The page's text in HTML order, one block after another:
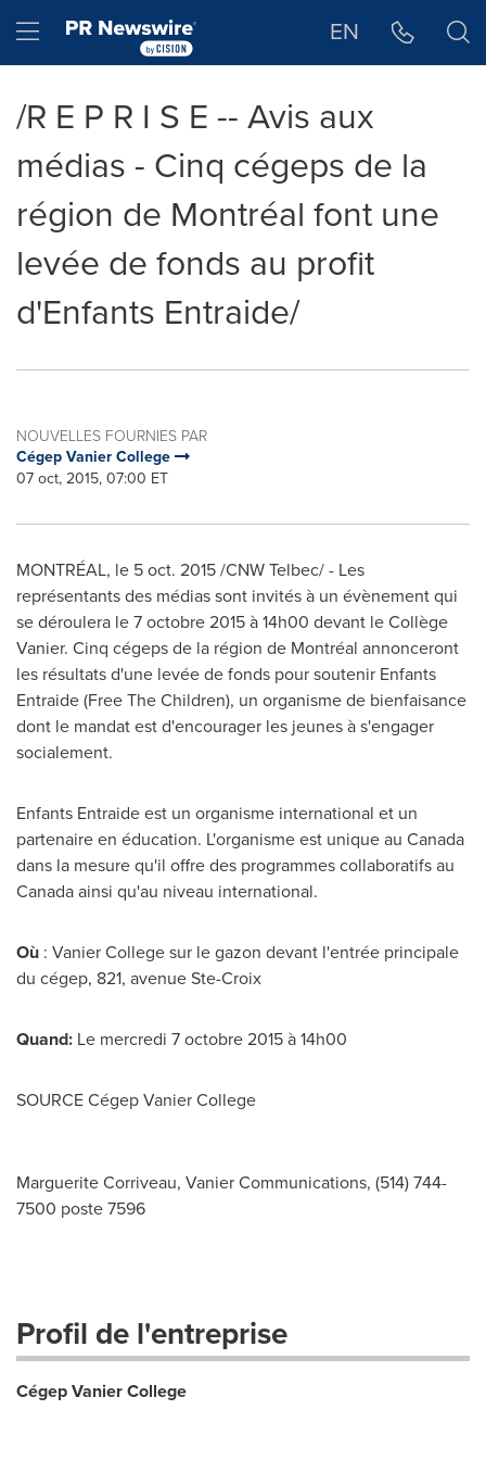
Hamburger menu EN
/R E P R I S E -- Avis aux
médias - Cinq cégeps de la
région de Montréal font une
levée de fonds au profit
d'Enfants Entraide/
NOUVELLES FOURNIES PAR
Cégep Vanier College
07 oct, 2015, 07:00 ET
MONTRÉAL, le 5 oct. 2015/CNW Telbec/ - Les
représentants des médias sont invités à un évènement qui
se déroulera le 7 octobre 2015 à 14h00 devant le Collège
Vanier. Cinq cégeps de la région de Montréal annonceront
les résultats d'une levée de fonds pour soutenir Enfants
Entraide (Free The Children), un organisme de bienfaisance
dont le mandat est d'encourager les jeunes à s'engager
socialement.
Enfants Entraide est un organisme international et un
partenaire en éducation. L'organisme est unique au Canada
dans la mesure qu'il offre des programmes collaboratifs au
Canadaainsi qu'au niveau international.
Où : Vanier Collegesur le gazon devant l'entrée principale
du cégep, 821, avenueSte-Croix
Quand: Le mercredi 7 octobre 2015 à 14h00
SOURCE CégepVanier College
Marguerite Corriveau, Vanier Communications, (514) 744-
7500 poste 7596
Profil de l'entreprise
Cégep Vanier College